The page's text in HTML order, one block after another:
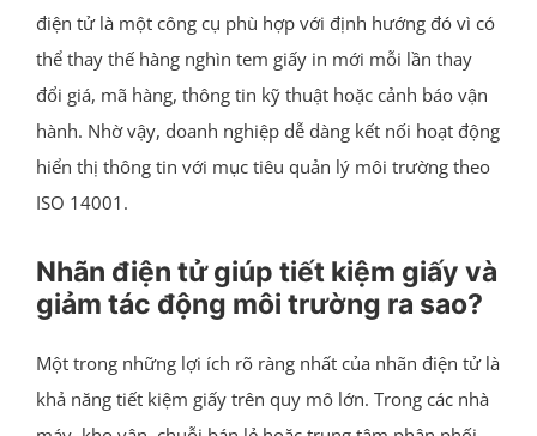
điện tử là một công cụ phù hợp với định hướng đó vì có
thể thay thế hàng nghìn tem giấy in mới mỗi lần thay
đổi giá, mã hàng, thông tin kỹ thuật hoặc cảnh báo vận
hành. Nhờ vậy, doanh nghiệp dễ dàng kết nối hoạt động
hiển thị thông tin với mục tiêu quản lý môi trường theo
ISO 14001.
Nhãn điện tử giúp tiết kiệm giấy và
giảm tác động môi trường ra sao?
Một trong những lợi ích rõ ràng nhất của nhãn điện tử là
khả năng tiết kiệm giấy trên quy mô lớn. Trong các nhà